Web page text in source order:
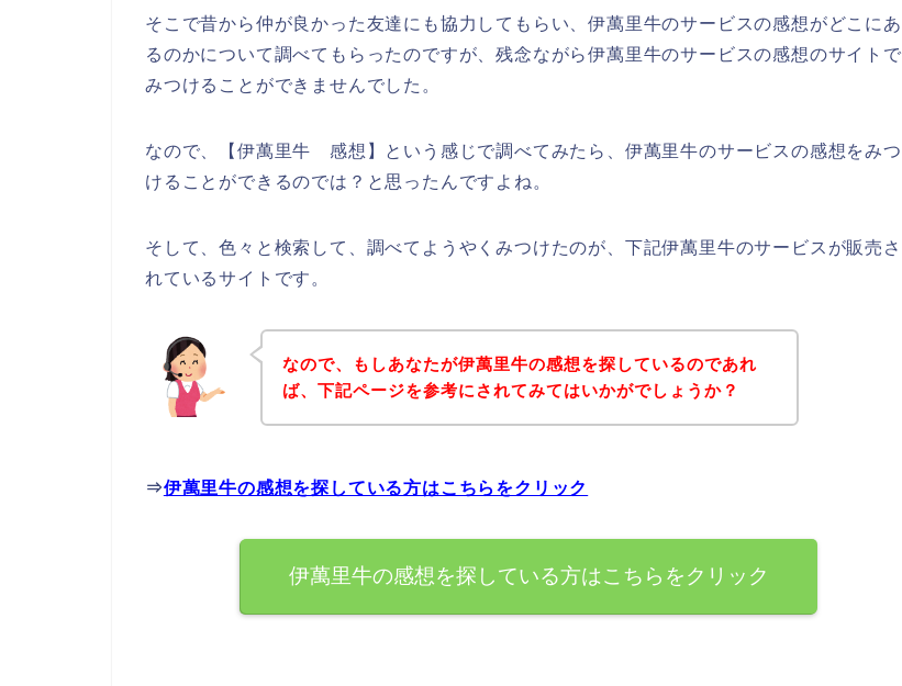
そこで昔から仲が良かった友達にも協力してもらい、伊萬里牛のサービスの感想がどこにあ
るのかについて調べてもらったのですが、残念ながら伊萬里牛のサービスの感想のサイトで
みつけることができませんでした。
なので、【伊萬里牛 感想】という感じで調べてみたら、伊萬里牛のサービスの感想をみつ
けることができるのでは？と思ったんですよね。
そして、色々と検索して、調べてようやくみつけたのが、下記伊萬里牛のサービスが販売さ
れているサイトです。
なので、もしあなたが伊萬里牛の感想を探しているのであれ
ば、下記ページを参考にされてみてはいかがでしょうか？
⇒伊萬里牛の感想を探している方はこちらをクリック
伊萬里牛の感想を探している方はこちらをクリック